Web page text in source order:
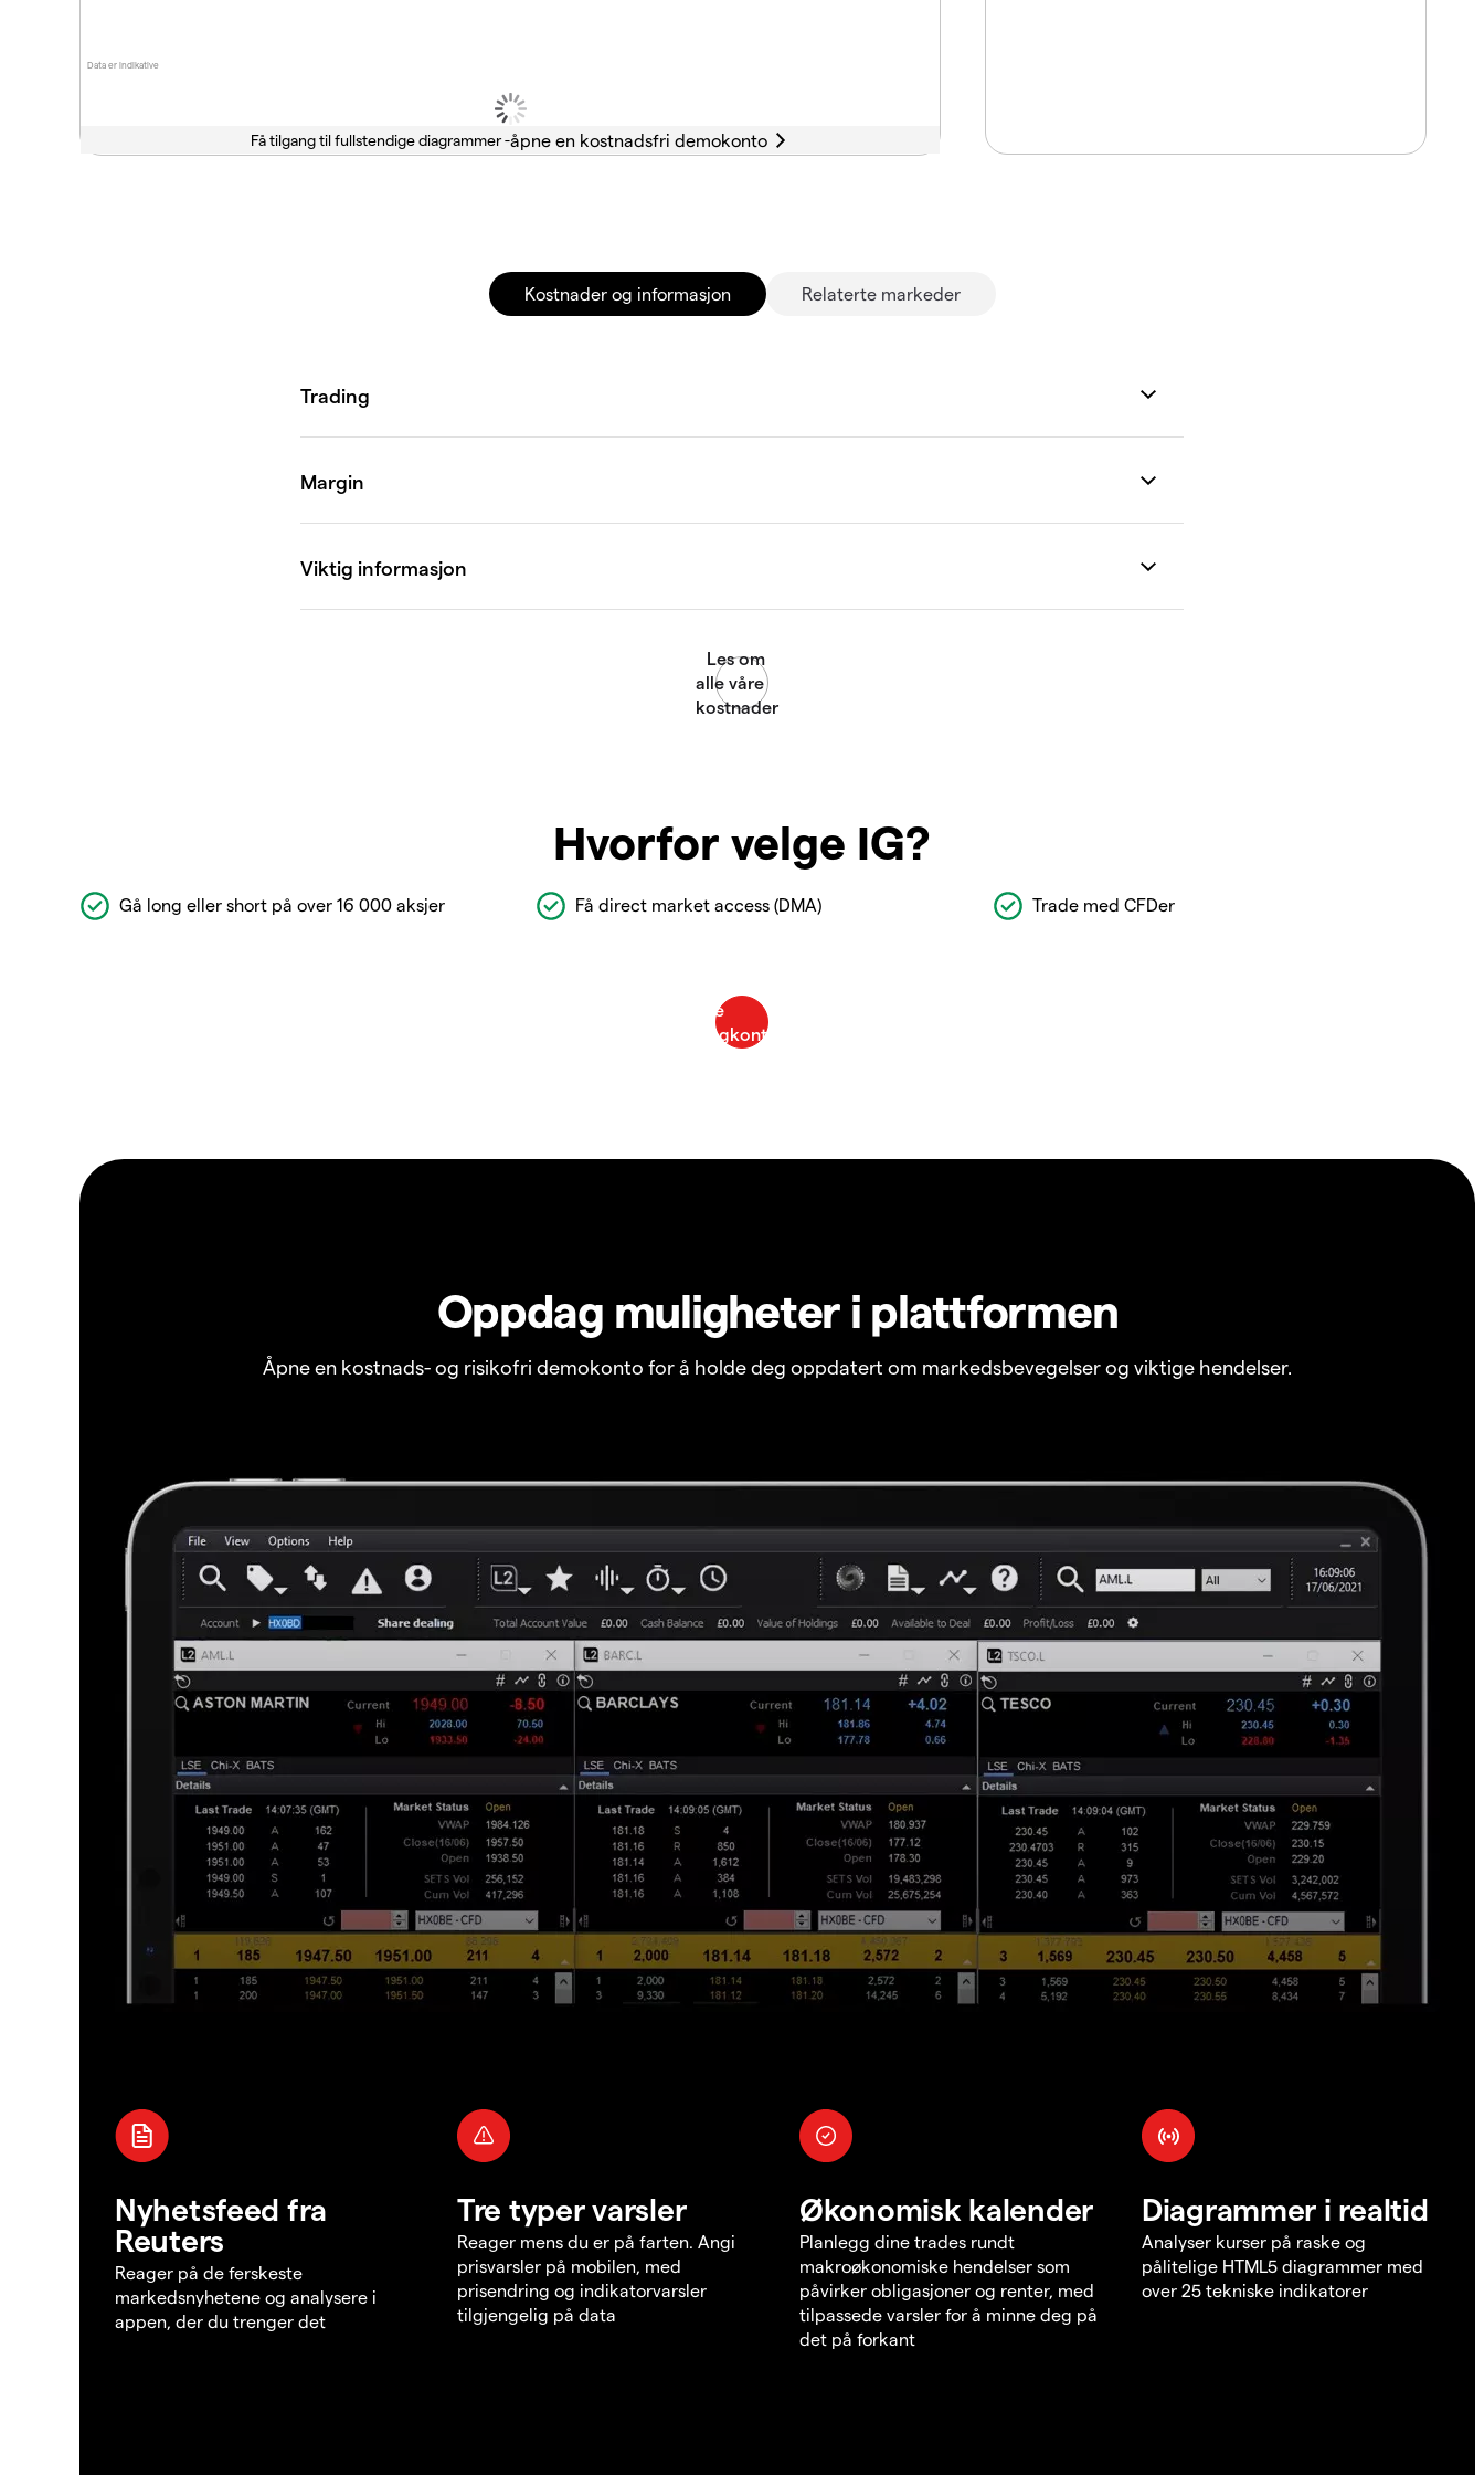
Data er indikative
Få tilgang til fullstendige diagrammer -
Kostnader og informasjon Relaterte markeder
Hvorfor velge IG?
Gå long eller short på over 16 000 aksjer Få direct market access (DMA) Trade med CFDer
Oppdag muligheter i plattformen
Åpne en kostnads- og risikofri demokonto for å holde deg oppdatert om markedsbevegelser og viktige hendelser.
Nyhetsfeed fra
Reuters
Reager på de ferskeste
markedsnyhetene og analysere i
appen, der du trenger det
Tre typer varsler
Reager mens du er på farten. Angi
prisvarsler på mobilen, med
prisendring og indikatorvarsler
tilgjengelig på data
Økonomisk kalender
Planlegg dine trades rundt
makroøkonomiske hendelser som
påvirker obligasjoner og renter, med
tilpassede varsler for å minne deg på
det på forkant
Diagrammer i realtid
Analyser kurser på raske og
pålitelige HTML5 diagrammer med
over 25 tekniske indikatorer